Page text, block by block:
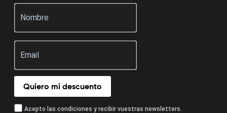
Quiero mi descuento
Acepto las condiciones y recibir vuestras newsletters.